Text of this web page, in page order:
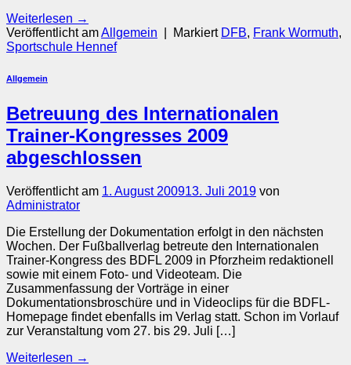
Weiterlesen →
Veröffentlicht amAllgemein Markiert DFB, Frank Wormuth,
Sportschule Hennef
Allgemein
Betreuung des Internationalen
Trainer-Kongresses 2009
abgeschlossen
Veröffentlicht am 1. August 200913. Juli 2019 von
Administrator
Die Erstellung der Dokumentation erfolgt in den nächsten
Wochen. Der Fußballverlag betreute den Internationalen
Trainer-Kongress des BDFL 2009 in Pforzheim redaktionell
sowie mit einem Foto- und Videoteam. Die
Zusammenfassung der Vorträge in einer
Dokumentationsbroschüre und in Videoclips für die BDFL-
Homepage findet ebenfalls im Verlag statt. Schon im Vorlauf
zur Veranstaltung vom 27. bis 29. Juli […]
Weiterlesen →